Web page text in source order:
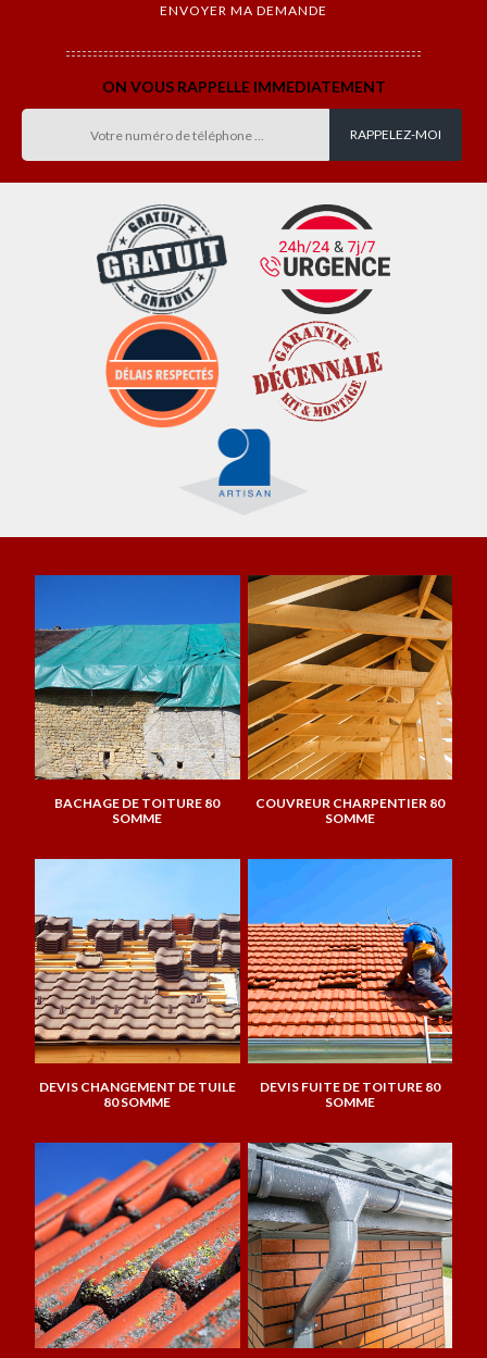
ON VOUS RAPPELLE IMMEDIATEMENT
BACHAGE DE TOITURE 80
SOMME
COUVREUR CHARPENTIER 80
SOMME
DEVIS CHANGEMENT DE TUILE
80 SOMME
DEVIS FUITE DE TOITURE 80
SOMME